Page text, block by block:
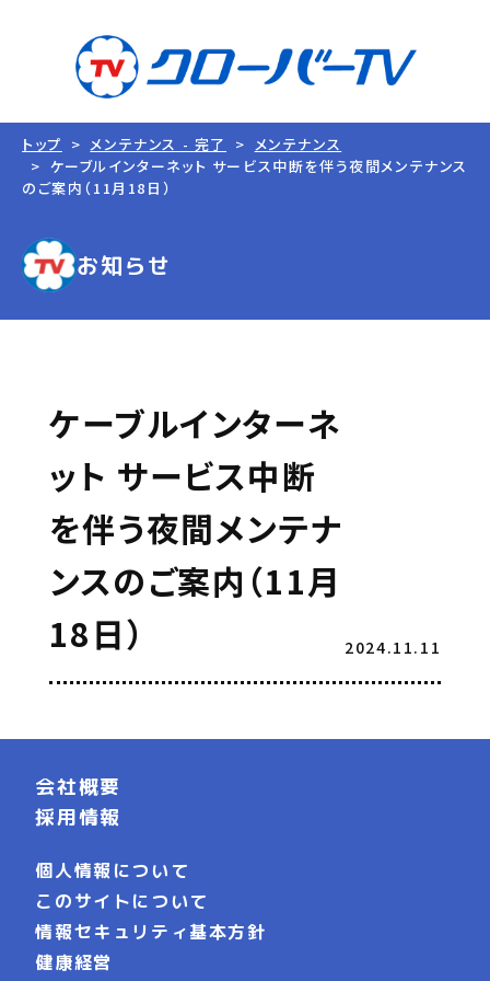
トップ メンテナンス - 完了
メンテナンス
ケーブルインターネット サービス中断を伴う夜間メンテナンス
のご案内（11月18日）
お知らせ
ケーブルインターネ
ット サービス中断
を伴う夜間メンテナ
ンスのご案内（11月
18日）
2024.11.11
会社概要
採用情報
個人情報について
このサイトについて
情報セキュリティ基本方針
健康経営